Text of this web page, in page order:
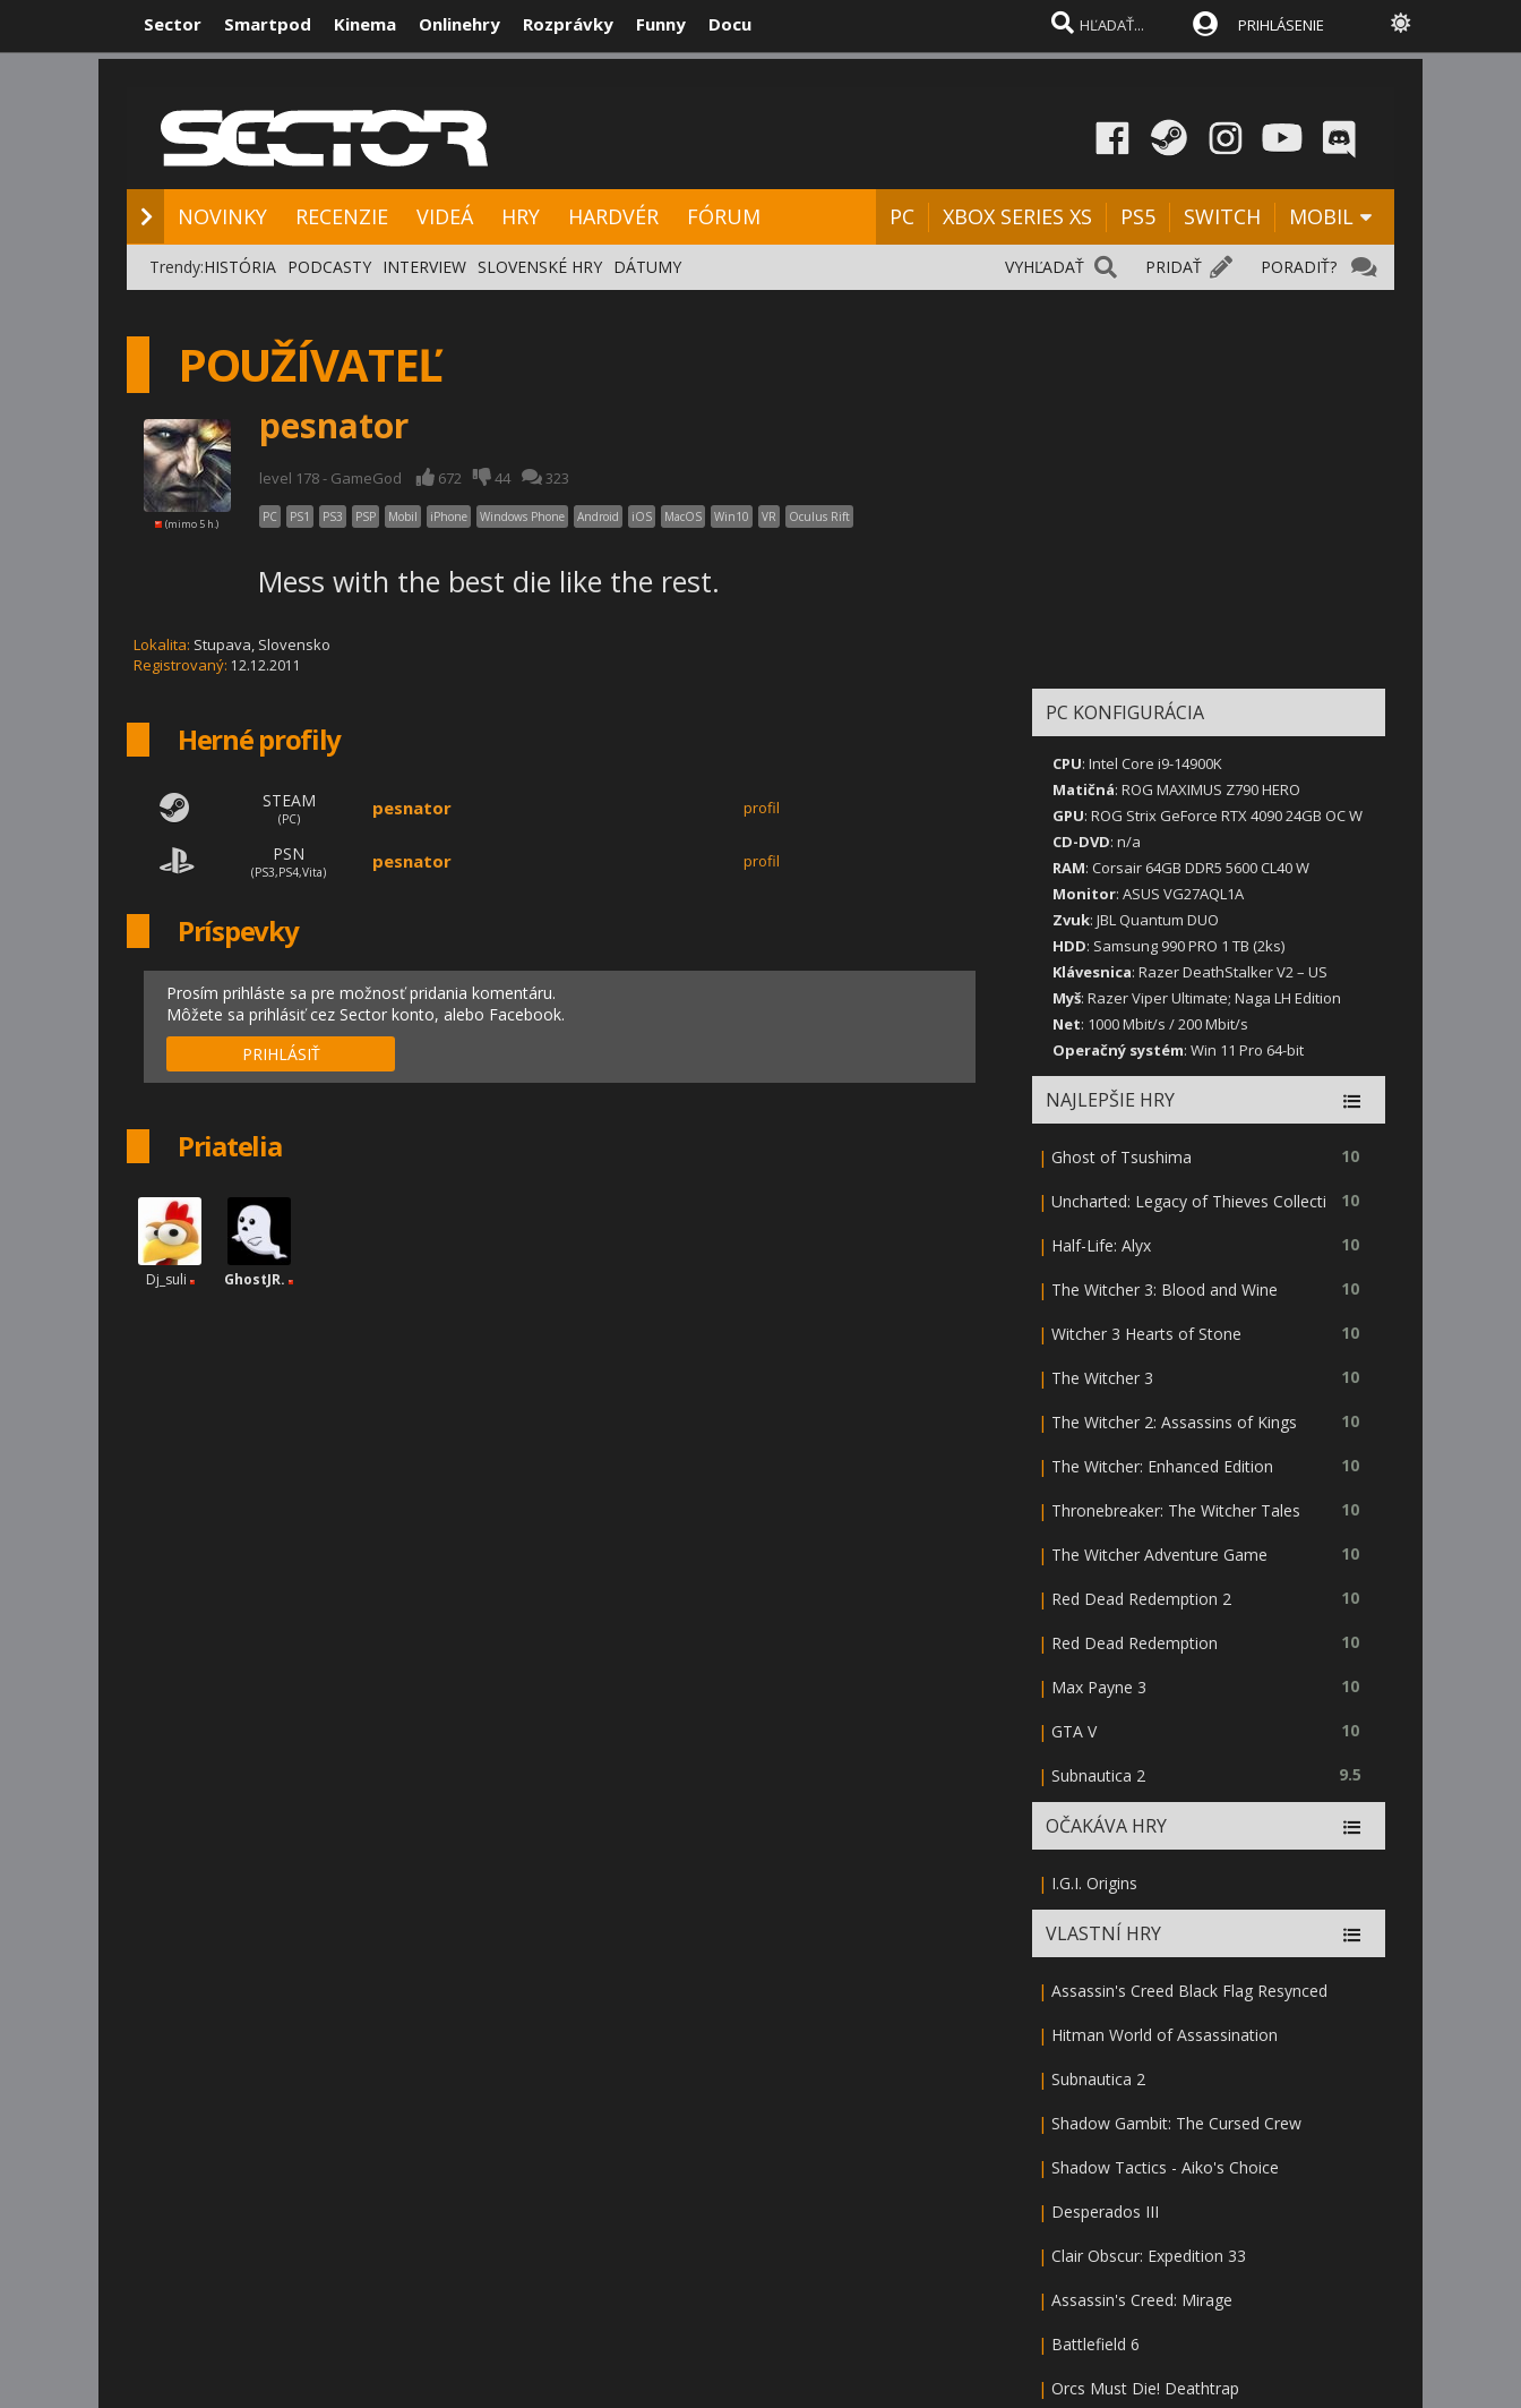
Sector Smartpod Kinema Onlinehry Rozprávky Funny Docu PRIHLÁSENIE
NOVINKY RECENZIE VIDEÁ HRY HARDVÉR FÓRUM PC XBOX SERIES XS PS5 SWITCH MOBIL
PORADIŤ?
PRIDAŤ
VYHĽADAŤ
Trendy:HISTÓRIA PODCASTY INTERVIEW SLOVENSKÉ HRY DÁTUMY
POUŽÍVATEĽ
(mimo 5 h.)
pesnator
level 178 - GameGod 672 44 323
PC PS1 PS3 PSP Mobil iPhone Windows Phone Android iOS MacOS Win10 VR Oculus Rift
Mess with the best die like the rest.
Lokalita: Stupava, Slovensko
Registrovaný: 12.12.2011
Herné profily
STEAM
(PC) pesnator profil
PSN
(PS3,PS4,Vita) pesnator profil
Príspevky
Prosím prihláste sa pre možnosť pridania komentáru.
Môžete sa prihlásiť cez Sector konto, alebo Facebook.
PRIHLÁSIŤ
Priatelia
Dj_suli GhostJR.
PC KONFIGURÁCIA
CPU: Intel Core i9-14900K
Matičná: ROG MAXIMUS Z790 HERO
GPU: ROG Strix GeForce RTX 4090 24GB OC W
CD-DVD: n/a
RAM: Corsair 64GB DDR5 5600 CL40 W
Monitor: ASUS VG27AQL1A
Zvuk: JBL Quantum DUO
HDD: Samsung 990 PRO 1 TB (2ks)
Klávesnica: Razer DeathStalker V2 – US
Myš: Razer Viper Ultimate; Naga LH Edition
Net: 1000 Mbit/s / 200 Mbit/s
Operačný systém: Win 11 Pro 64-bit
NAJLEPŠIE HRY
10
| Ghost of Tsushima
10
| Uncharted: Legacy of Thieves Collecti
10
| Half-Life: Alyx
10
| The Witcher 3: Blood and Wine
10
| Witcher 3 Hearts of Stone
10
| The Witcher 3
10
| The Witcher 2: Assassins of Kings
10
| The Witcher: Enhanced Edition
10
| Thronebreaker: The Witcher Tales
10
| The Witcher Adventure Game
10
| Red Dead Redemption 2
10
| Red Dead Redemption
10
| Max Payne 3
10
| GTA V
9.5
| Subnautica 2
OČAKÁVA HRY
| I.G.I. Origins
VLASTNÍ HRY
| Assassin's Creed Black Flag Resynced
| Hitman World of Assassination
| Subnautica 2
| Shadow Gambit: The Cursed Crew
| Shadow Tactics - Aiko's Choice
| Desperados III
| Clair Obscur: Expedition 33
| Assassin's Creed: Mirage
| Battlefield 6
| Orcs Must Die! Deathtrap